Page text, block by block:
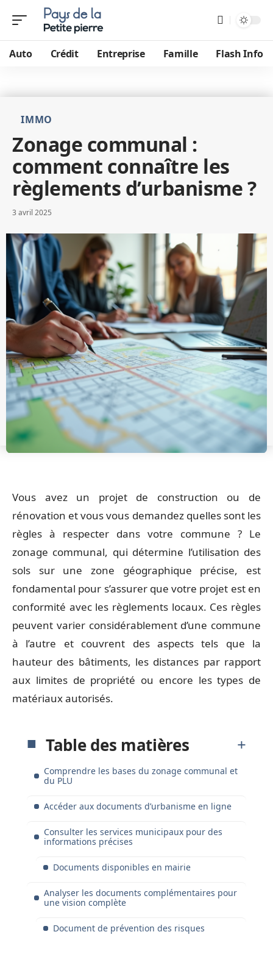
Auto Crédit Entreprise Famille Flash Info
IMMO
Zonage communal :
comment connaître les
règlements d’urbanisme ?
3 avril 2025
Vous avez un projet de construction ou de
rénovation et vous vous demandez quelles sont les
règles à respecter dans votre commune ? Le
zonage communal, qui détermine l’utilisation des
sols sur une zone géographique précise, est
fondamental pour s’assurer que votre projet est en
conformité avec les règlements locaux. Ces règles
peuvent varier considérablement d’une commune
à l’autre et couvrent des aspects tels que la
hauteur des bâtiments, les distances par rapport
aux limites de propriété ou encore les types de
matériaux autorisés.
Table des matières
Comprendre les bases du zonage communal et
du PLU
Accéder aux documents d’urbanisme en ligne
Consulter les services municipaux pour des
informations précises
Documents disponibles en mairie
Analyser les documents complémentaires pour
une vision complète
Document de prévention des risques